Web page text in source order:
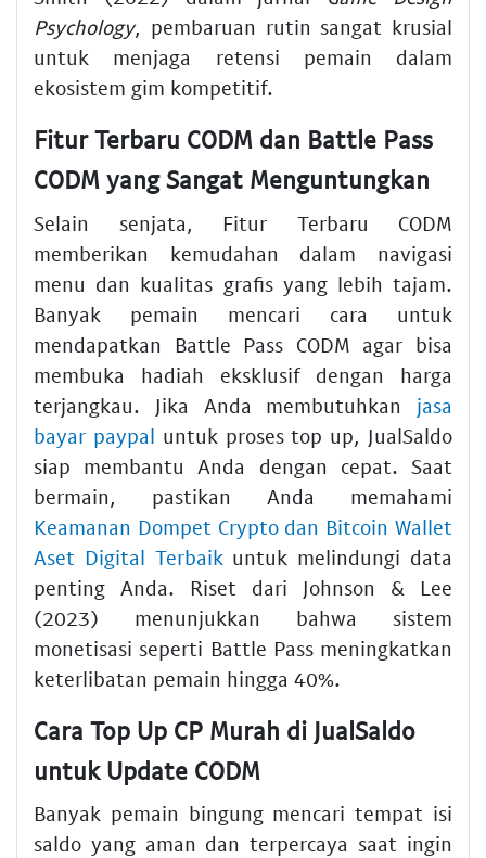
Psychology, pembaruan rutin sangat krusial
untuk menjaga retensi pemain dalam
ekosistem gim kompetitif.
Fitur Terbaru CODM dan Battle Pass
CODM yang Sangat Menguntungkan
Selain senjata, Fitur Terbaru CODM
memberikan kemudahan dalam navigasi
menu dan kualitas grafis yang lebih tajam.
Banyak pemain mencari cara untuk
mendapatkan Battle Pass CODM agar bisa
membuka hadiah eksklusif dengan harga
terjangkau. Jika Anda membutuhkan jasa
bayar paypal untuk proses top up, JualSaldo
siap membantu Anda dengan cepat. Saat
bermain, pastikan Anda memahami
Keamanan Dompet Crypto dan Bitcoin Wallet
Aset Digital Terbaikuntuk melindungi data
penting Anda. Riset dari Johnson & Lee
(2023) menunjukkan bahwa sistem
monetisasi seperti Battle Pass meningkatkan
keterlibatan pemain hingga 40%.
Cara Top Up CP Murah di JualSaldo
untuk Update CODM
Banyak pemain bingung mencari tempat isi
saldo yang aman dan terpercaya saat ingin